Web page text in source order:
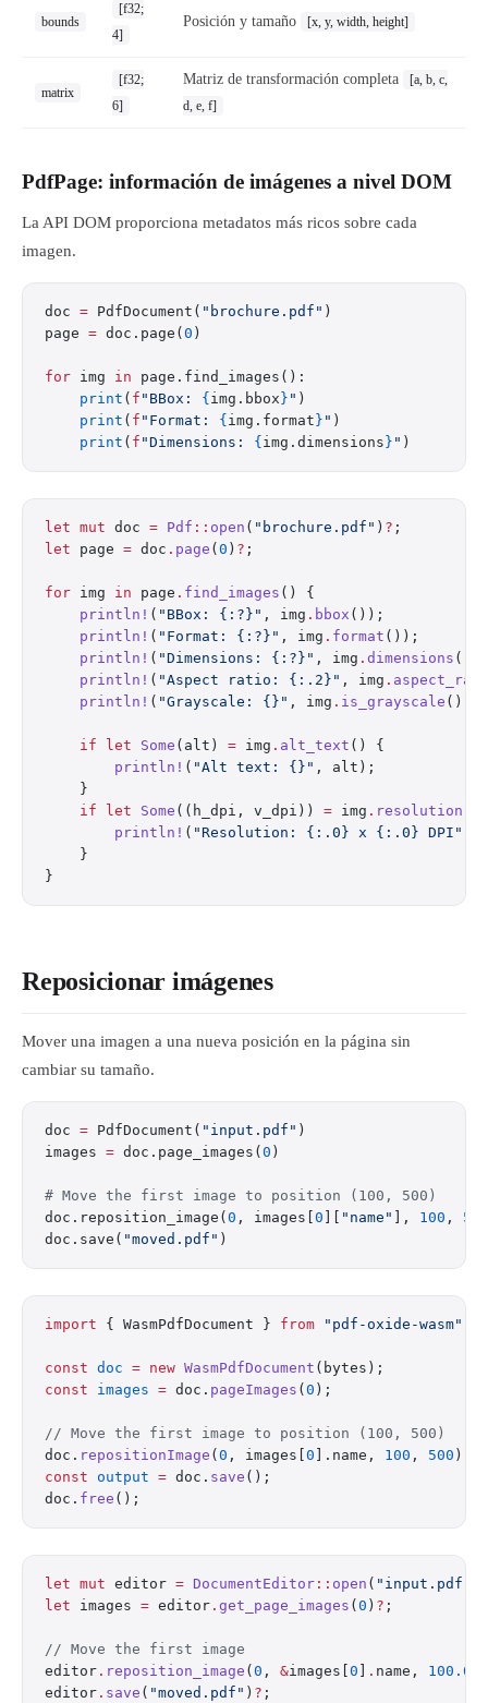
bounds
[f32;
4]
Posición y tamaño [x, y, width, height]
matrix
[f32;
6]
Matriz de transformación completa
[a, b, c,
d, e, f]
PdfPage: información de imágenes a nivel DOM
La API DOM proporciona metadatos más ricos sobre cada
imagen.
doc = PdfDocument( "brochure.pdf" )
page = doc.page( 0 )
for img in page.find_images():
    print
( f "BBox: { img.bbox } " )
    print
( f "Format: { img.format } " )
    print
( f "Dimensions: { img.dimensions } " )
let mut doc = Pdf :: open ( "brochure.pdf" ) ? ;
let page = doc . page ( 0 ) ? ;
for img in page . find_images () {
    println!
( "BBox: {:?}" , img . bbox ());
    println!
( "Format: {:?}" , img . format ());
    println!
( "Dimensions: {:?}" , img . dimensions ());
    println!
( "Aspect ratio: {:.2}" , img .
    println!
( "Grayscale: {}" , img . is_grayscale ());
    if
let Some (alt) = img . alt_text () {
        println!
( "Alt text: {}" , alt);
    }
    if
let Some ((h_dpi, v_dpi)) = img . resolution
        println!
( "Resolution: {:.0} x {:.0} DPI"
    }
}
Reposicionar imágenes
Mover una imagen a una nueva posición en la página sin
cambiar su tamaño.
doc = PdfDocument( "input.pdf" )
images = doc.page_images( 0 )
# Move the first image to position (100, 500)
doc.reposition_image( 0 , images[ 0 "name" ], 100 , 500
doc.save( "moved.pdf" )
import { WasmPdfDocument } from "pdf-oxide-wasm"
const doc = new WasmPdfDocument (bytes);
const images = doc. pageImages ( 0 );
// Move the first image to position (100, 500)
doc. repositionImage ( 0 , images[ 0 ].name, 100 , 500 );
const output = doc. save ();
doc. free ();
let mut editor = DocumentEditor :: open ( "input.pdf"
let images = editor . get_page_images ( 0 ) ? ;
// Move the first image
editor . reposition_image ( 0 , &images[ 0 . name, 100.0
editor . save ( "moved.pdf" ) ? ;